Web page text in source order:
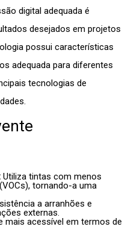
digital adequada é
desejados em projetos
possui características
adequada para diferentes
tecnologias de
Utiliza tintas com menos
tornando-a uma
a arranhões e
externas.
mais acessível em termos de